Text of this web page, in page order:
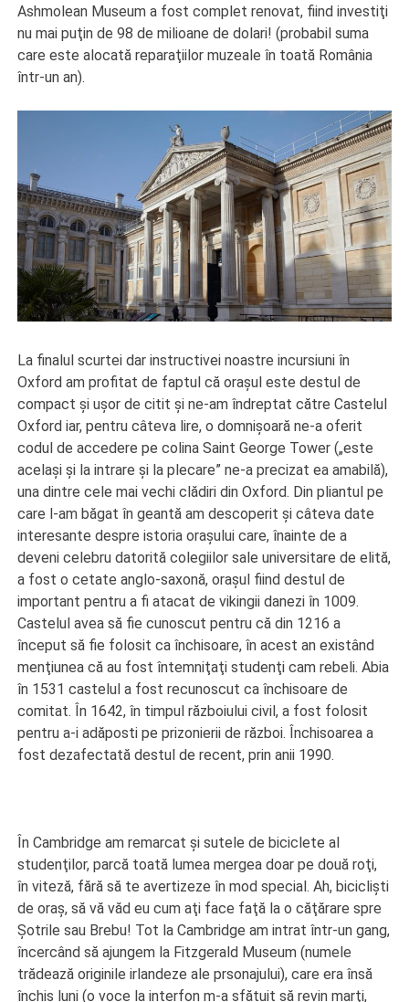
Ashmolean Museum a fost complet renovat, fiind investiţi
nu mai puţin de 98 de milioane de dolari! (probabil suma
care este alocată reparaţiilor muzeale în toată România
într-un an).
La finalul scurtei dar instructivei noastre incursiuni în
Oxford am profitat de faptul că oraşul este destul de
compact şi uşor de citit şi ne-am îndreptat către Castelul
Oxford iar, pentru câteva lire, o domnişoară ne-a oferit
codul de accedere pe colina Saint George Tower („este
acelaşi şi la intrare şi la plecare” ne-a precizat ea amabilă),
una dintre cele mai vechi clădiri din Oxford. Din pliantul pe
care l-am băgat în geantă am descoperit şi câteva date
interesante despre istoria oraşului care, înainte de a
deveni celebru datorită colegiilor sale universitare de elită,
a fost o cetate anglo-saxonă, oraşul fiind destul de
important pentru a fi atacat de vikingii danezi în 1009.
Castelul avea să fie cunoscut pentru că din 1216 a
început să fie folosit ca închisoare, în acest an existând
menţiunea că au fost întemniţaţi studenţi cam rebeli. Abia
în 1531 castelul a fost recunoscut ca închisoare de
comitat. În 1642, în timpul războiului civil, a fost folosit
pentru a-i adăposti pe prizonierii de război. Închisoarea a
fost dezafectată destul de recent, prin anii 1990.
În Cambridge am remarcat şi sutele de biciclete al
studenţilor, parcă toată lumea mergea doar pe două roţi,
în viteză, fără să te avertizeze în mod special. Ah, biciclişti
de oraş, să vă văd eu cum aţi face faţă la o căţărare spre
Şotrile sau Brebu! Tot la Cambridge am intrat într-un gang,
încercând să ajungem la Fitzgerald Museum (numele
trădează originile irlandeze ale prsonajului), care era însă
închis luni (o voce la interfon m-a sfătuit să revin marţi,